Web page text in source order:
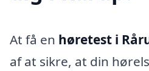
At få en høretest i
af at sikre, at din